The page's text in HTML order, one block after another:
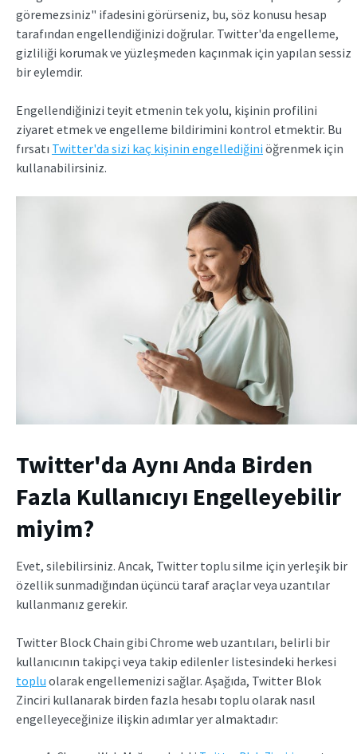
göremezsiniz" ifadesini görürseniz, bu, söz konusu hesap
tarafından engellendiğinizi doğrular. Twitter'da engelleme,
gizliliği korumak ve yüzleşmeden kaçınmak için yapılan sessiz
bir eylemdir.
Engellendiğinizi teyit etmenin tek yolu, kişinin profilini
ziyaret etmek ve engelleme bildirimini kontrol etmektir. Bu
fırsatı Twitter'da sizi kaç kişinin engellediğini öğrenmek için
kullanabilirsiniz.
Twitter'da Aynı Anda Birden
Fazla Kullanıcıyı Engelleyebilir
miyim?
Evet, silebilirsiniz. Ancak, Twitter toplu silme için yerleşik bir
özellik sunmadığından üçüncü taraf araçlar veya uzantılar
kullanmanız gerekir.
Twitter Block Chain gibi Chrome web uzantıları, belirli bir
kullanıcının takipçi veya takip edilenler listesindeki herkesi
toplu olarak engellemenizi sağlar. Aşağıda, Twitter Blok
Zinciri kullanarak birden fazla hesabı toplu olarak nasıl
engelleyeceğinize ilişkin adımlar yer almaktadır: